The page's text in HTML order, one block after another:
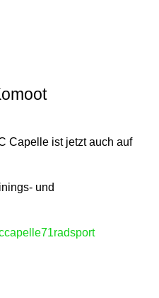
Capelle ist jetzt auch auf
und